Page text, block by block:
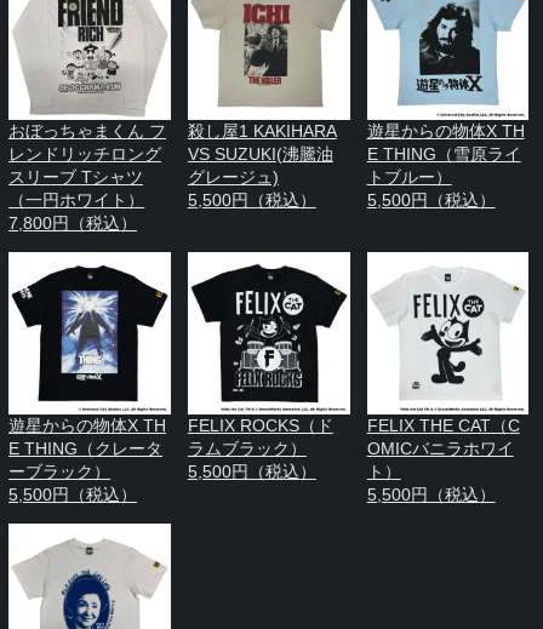
おぼっちゃまくん フ
レンドリッチロング
スリーブ Tシャツ
（一円ホワイト）
7,800円（税込）
殺し屋1 KAKIHARA
VS SUZUKI(沸騰油
グレージュ)
5,500円（税込）
遊星からの物体X TH
E THING（雪原ライ
トブルー）
5,500円（税込）
遊星からの物体X TH
E THING（クレータ
ーブラック）
5,500円（税込）
FELIX ROCKS（ド
ラムブラック）
5,500円（税込）
FELIX THE CAT（C
OMICバニラホワイ
ト）
5,500円（税込）